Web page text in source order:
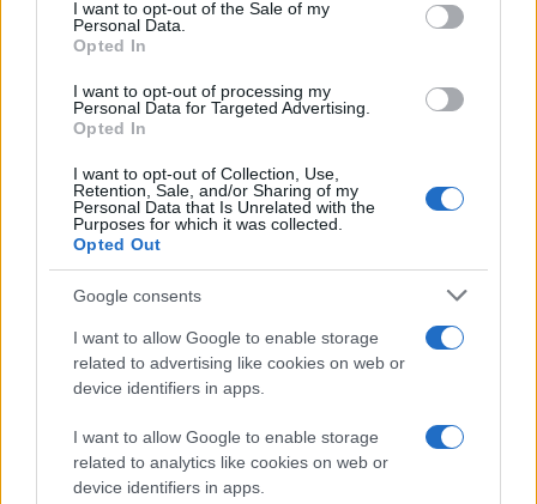
I want to opt-out of the Sale of my
Personal Data.
Opted In
I want to opt-out of processing my
Personal Data for Targeted Advertising.
Opted In
I want to opt-out of Collection, Use,
Retention, Sale, and/or Sharing of my
Personal Data that Is Unrelated with the
Purposes for which it was collected.
Opted Out
Google consents
I want to allow Google to enable storage
related to advertising like cookies on web or
device identifiers in apps.
I want to allow Google to enable storage
related to analytics like cookies on web or
device identifiers in apps.
Διαβάστε περισσότερα